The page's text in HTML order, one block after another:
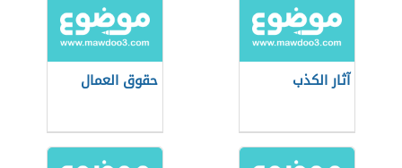
آثار الكذب حقوق العمال